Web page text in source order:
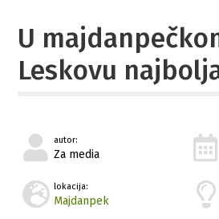
U
Leskovu
autor:
Za media
lokacija:
Majdanpek